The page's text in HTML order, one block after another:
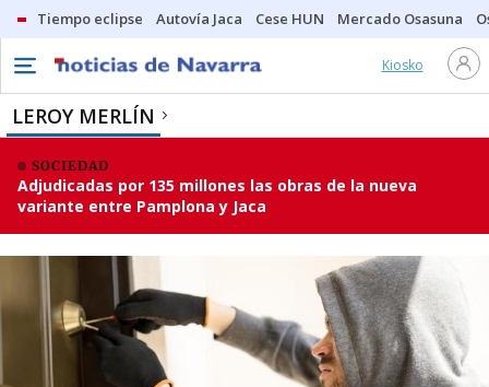
Tiempo eclipse Autovía Jaca Cese HUN Mercado Osasuna
Kiosko
LEROY MERLÍN
SOCIEDAD
Adjudicadas por 135 millones las obras de la nueva
variante entre Pamplona y Jaca